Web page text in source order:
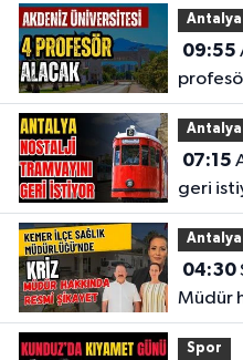
Antalya
09:55
Antalya
07:15
geri
Antalya
04:30Sağlık Müdürlüğü’nde kriz!
Müdür
Spor